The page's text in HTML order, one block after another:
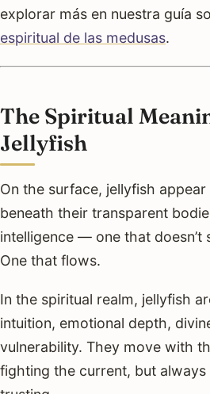
explorar más en nuestra guía
espiritual de las medusas.
The Spiritual
Jellyfish
On the surface, jellyfish appear
beneath their transparent
intelligence — one that doesn’t
One that flows.
In the spiritual realm, jellyfish
intuition, emotional depth,
vulnerability. They move with
fighting the current, but